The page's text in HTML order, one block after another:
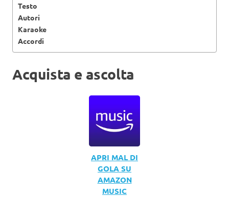
Testo
Autori
Karaoke
Accordi
Acquista e ascolta
APRI MAL DI
GOLA SU
AMAZON
MUSIC